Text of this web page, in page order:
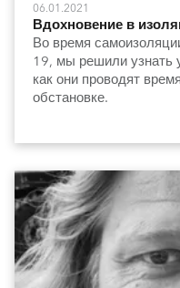
06.01.2021
Вдохновение в
Во время
19, мы решили узнать
как они проводят
обстановке.